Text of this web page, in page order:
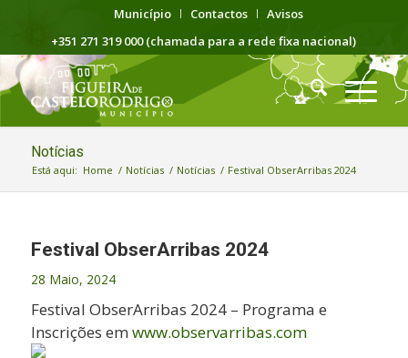
Município Contactos
Avisos
+351 271 319 000 (chamada para a rede fixa nacional)
Notícias
Está aqui: Home / Notícias / Notícias / Festival ObserArribas 2024
Festival ObserArribas 2024
28 Maio, 2024
Festival ObserArribas 2024 – Programa e
Inscrições em www.observarribas.com